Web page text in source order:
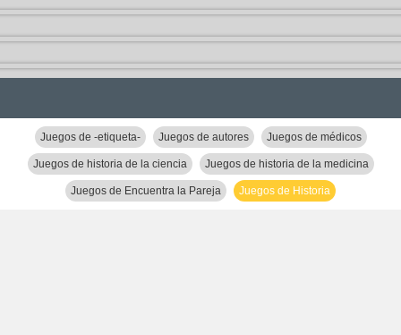
Juegos de -etiqueta- Juegos de autores Juegos de médicos
Juegos de historia de la ciencia Juegos de historia de la medicina
Juegos de Encuentra la Pareja Juegos de Historia